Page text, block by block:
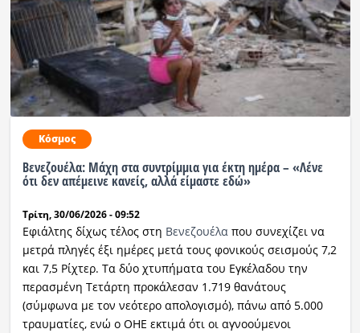
Κόσμος
Βενεζουέλα: Μάχη στα συντρίμμια για έκτη ημέρα – «Λένε
ότι δεν απέμεινε κανείς, αλλά είμαστε εδώ»
Τρίτη, 30/06/2026 - 09:52
Εφιάλτης δίχως τέλος στη Βενεζουέλαπου συνεχίζει να
μετρά πληγές έξι ημέρες μετά τους φονικούς σεισμούς 7,2
και 7,5 Ρίχτερ. Τα δύο χτυπήματα του Εγκέλαδου την
περασμένη Τετάρτη προκάλεσαν 1.719 θανάτους
(σύμφωνα με τον νεότερο απολογισμό), πάνω από 5.000
τραυματίες, ενώ ο ΟΗΕ εκτιμά ότι οι αγνοούμενοι